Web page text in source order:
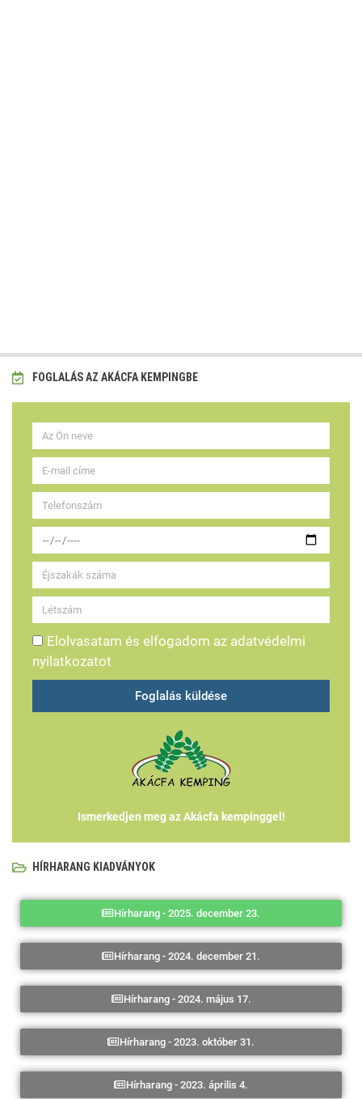
FOGLALÁS AZ AKÁCFA KEMPINGBE
Elolvasatam és elfogadom az adatvédelmi
nyilatkozatot
Foglalás küldése
Ismerkedjen meg az Akácfa kempinggel!
HÍRHARANG KIADVÁNYOK
Hírharang - 2025. december 23.
Hírharang - 2024. december 21.
Hírharang - 2024. május 17.
Hírharang - 2023. október 31.
Hírharang - 2023. április 4.